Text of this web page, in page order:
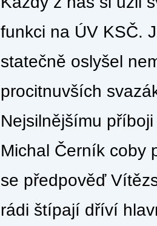
funkci na ÚV KSČ.
statečně oslyšel
procitnuvších
Nejsilnějšímu
Michal Černík coby
se předpověď
rádi štípají dříví